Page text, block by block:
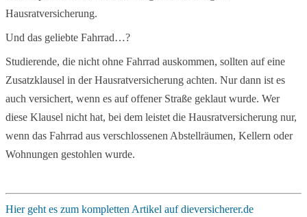
Hausratversicherung.
Und das geliebte Fahrrad…?
Studierende, die nicht ohne Fahrrad auskommen, sollten auf eine
Zusatzklausel in der Hausratversicherung achten. Nur dann ist es
auch versichert, wenn es auf offener Straße geklaut wurde. Wer
diese Klausel nicht hat, bei dem leistet die Hausratversicherung nur,
wenn das Fahrrad aus verschlossenen Abstellräumen, Kellern oder
Wohnungen gestohlen wurde.
Hier geht es zum kompletten Artikel auf dieversicherer.de